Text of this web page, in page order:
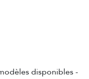
disponibles -